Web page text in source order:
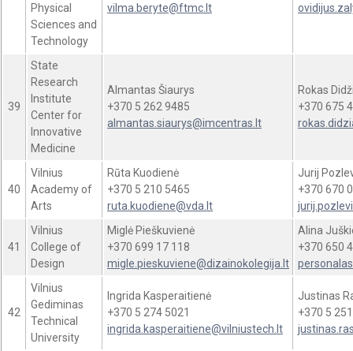
Physical
Sciences and
Technology
vilma.beryte@ftmc.lt
39
State
Research
Institute
Center for
Innovative
Medicine
Almantas Šiaurys
+370 5 262 9485
almantas.siaurys@imcentras.lt
Rokas
+370 675
40
Vilnius
Academy of
Arts
Rūta Kuodienė
+370 5 210 5465
ruta.kuodiene@vda.lt
Jurij
+370 670
41
Vilnius
College of
Design
Miglė Pieškuvienė
+370 699 17 118
migle.pieskuviene@dizainokolegija.lt
Alina
+370 650
42
Vilnius
Gediminas
Technical
University
Ingrida Kasperaitienė
+370 5 274 5021
ingrida.kasperaitiene@vilniustech.lt
Justinas
+370 5